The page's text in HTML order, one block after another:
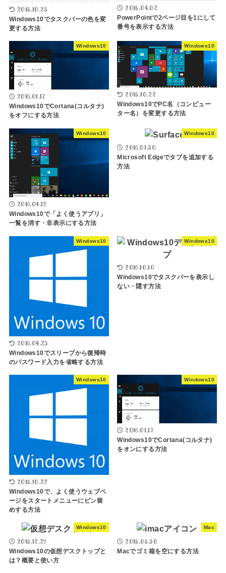
2015.10.23
Windows10でタスクバーの色を変
更する方法
2015.04.02
PowerPointで2ページ目を1にして
番号を表示する方法
Windows10
2016.01.17
Windows10でCortana(コルタナ)
をオフにする方法
Windows10
2015.10.22
Windows10でPC名（コンピュー
ター名）を変更する方法
Windows10
2016.04.12
Windows10で「よく使うアプリ」
一覧を消す・非表示にする方法
Windows10
2016.01.30
Microsoft Edgeでタブを追加する
方法
Windows10
2016.04.23
Windows10でスリープから復帰時
のパスワード入力を省略する方法
Windows10
2016.10.10
Windows10でタスクバーを表示し
ない・隠す方法
Windows10
2015.10.22
Windows10で、よく使うウェブペ
ージをスタートメニューにピン留
めする方法
Windows10
2016.01.17
Windows10でCortana(コルタナ)
をオンにする方法
Windows10
2015.12.29
Windows10の仮想デスクトップと
は？概要と使い方
Mac
2015.05.30
Macでゴミ箱を空にする方法